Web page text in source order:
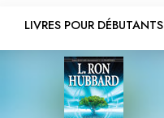
LIVRES POUR DÉBUTANTS